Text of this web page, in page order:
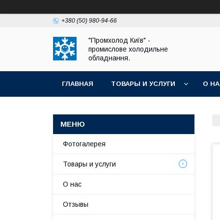
+380 (50) 980-94-66
"Промхолод Київ" -
промислове холодильне
обладнання.
ГЛАВНАЯ ТОВАРЫ И УСЛУГИ О
Фотогалерея
Товары и услуги
О нас
Отзывы